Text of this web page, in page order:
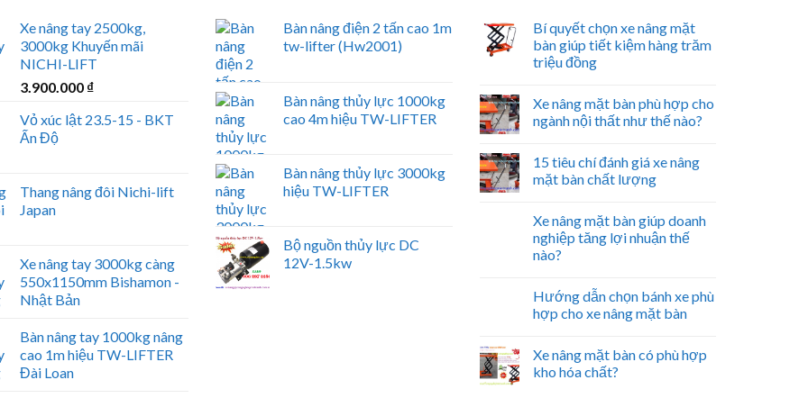
Xe nâng tay 2500kg,
3000kg Khuyến mãi
NICHI-LIFT
3.900.000 ₫
Vỏ xúc lật 23.5-15 - BKT
Ấn Độ
Thang nâng đôi Nichi-lift
Japan
Xe nâng tay 3000kg càng
550x1150mm Bishamon -
Nhật Bản
Bàn nâng tay 1000kg nâng
cao 1m hiệu TW-LIFTER
Đài Loan
Bàn nâng điện 2 tấn cao 1m
tw-lifter (Hw2001)
Bàn nâng thủy lực 1000kg
cao 4m hiệu TW-LIFTER
Bàn nâng thủy lực 3000kg
hiệu TW-LIFTER
Bộ nguồn thủy lực DC
12V-1.5kw
Bí quyết chọn xe nâng mặt
bàn giúp tiết kiệm hàng trăm
triệu đồng
Xe nâng mặt bàn phù hợp cho
ngành nội thất như thế nào?
15 tiêu chí đánh giá xe nâng
mặt bàn chất lượng
Xe nâng mặt bàn giúp doanh
nghiệp tăng lợi nhuận thế
nào?
Hướng dẫn chọn bánh xe phù
hợp cho xe nâng mặt bàn
Xe nâng mặt bàn có phù hợp
kho hóa chất?